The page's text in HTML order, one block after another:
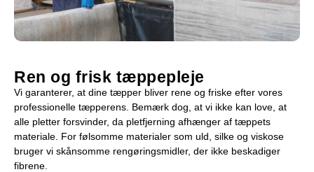
Ren og frisk tæppepleje
Vi garanterer, at dine tæpper bliver rene og friske efter vores
professionelle tæpperens. Bemærk dog, at vi ikke kan love, at
alle pletter forsvinder, da pletfjerning afhænger af tæppets
materiale. For følsomme materialer som uld, silke og viskose
bruger vi skånsomme rengøringsmidler, der ikke beskadiger
fibrene.